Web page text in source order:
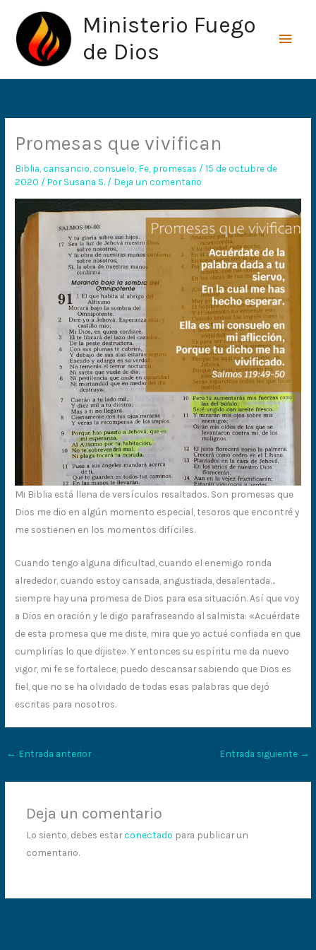
contenido
Ministerio Fuego
de Dios
Promesas que vivifican
Biblia ,cansancio ,consuelo Fe promesas /15 de octubre de
2020 / PorSusana S. / Deja un comentario
Mi Biblia está llena de versículos resaltados. Son promesas que
Dios me dio en algún momento especial, tesoros que encontré y
me sostienen en los momentos difíciles.
Cuando tengo alguna dificultad, cuando el enemigo ronda
alrededor, cuando estoy cansada, angustiada, desalentada…
siempre hay una promesa de Dios para esa situación. Así que voy
a Dios en oración y le digo parafraseando al salmista: «Acuérdate
de esta promesa que me diste, mira que yo actué confiada en que
cumplirías lo que dijiste». Y entonces su espíritu me da nuevo
vigor, mi fe se fortalece, puedo descansar sabiendo que Dios es
fiel, que no se ha olvidado de todas esas palabras que dejó
escritas para nosotros.
← Entrada anterior Entrada siguiente →
Deja un comentario
Lo siento, debes estarconectado para publicar un
comentario.